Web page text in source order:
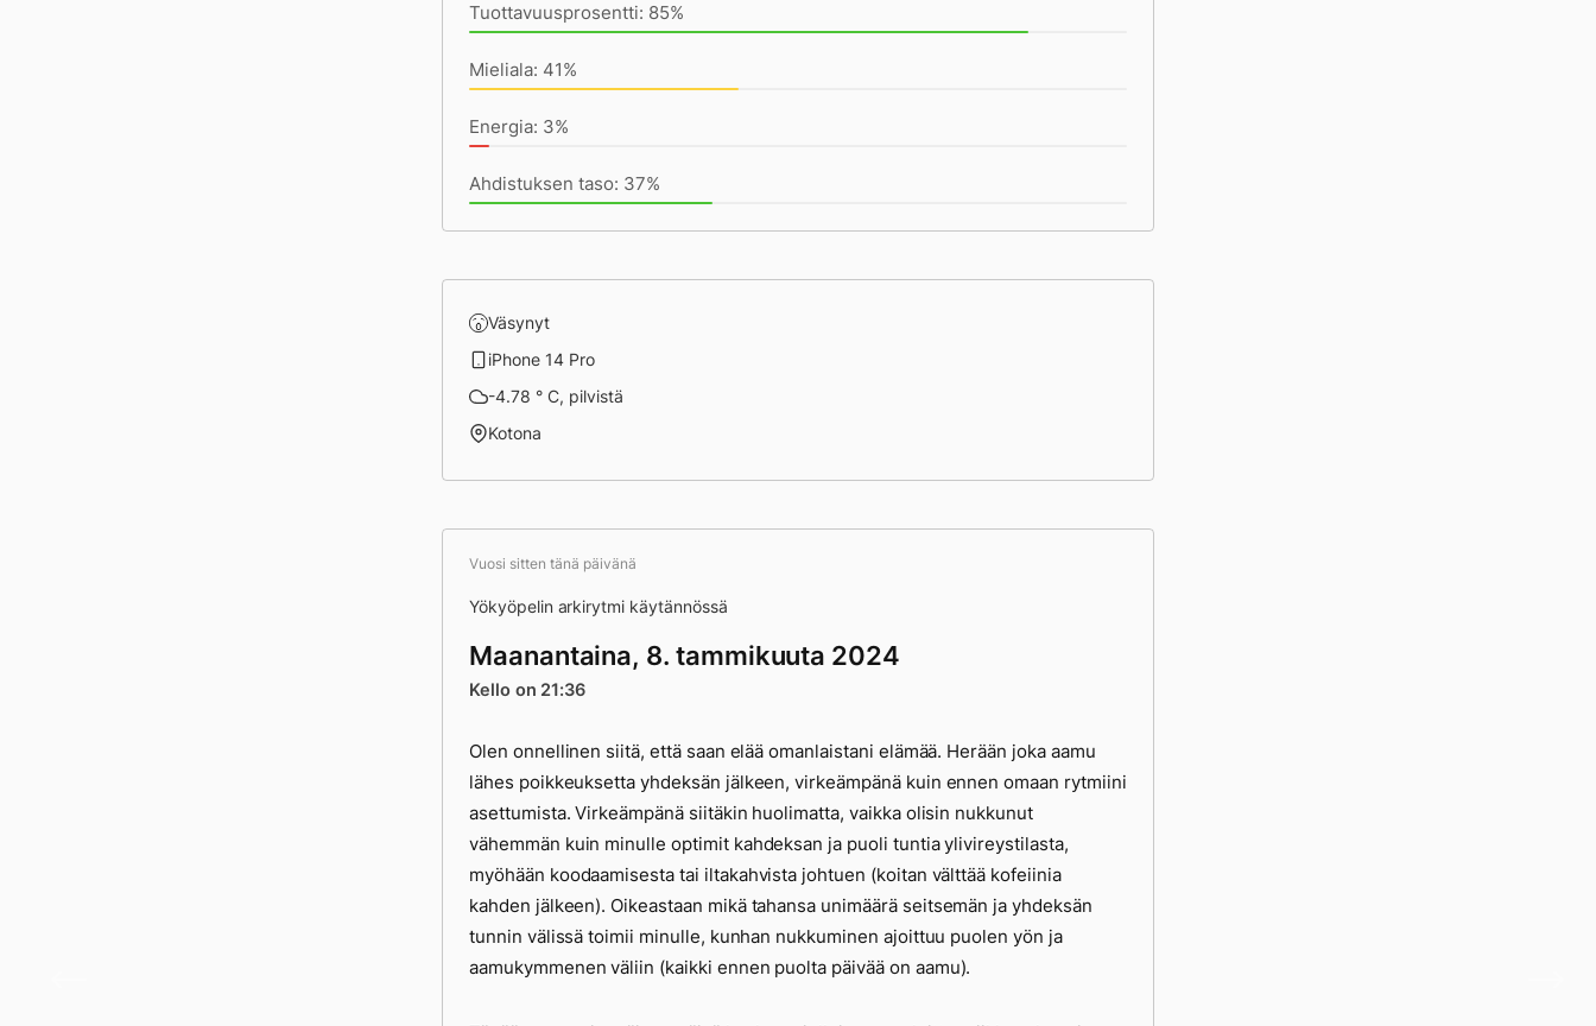
Tuottavuusprosentti: 85%
Mieliala: 41%
Energia: 3%
Ahdistuksen taso: 37%
Väsynyt
iPhone 14 Pro
-4.78 ° C, pilvistä
Kotona
Vuosi sitten tänä päivänä
Yökyöpelin arkirytmi käytännössä
Maanantaina, 8. tammikuuta 2024
Kello on 21:36
Olen onnellinen siitä, että saan elää omanlaistani elämää. Herään joka aamu
lähes poikkeuksetta yhdeksän jälkeen, virkeämpänä kuin ennen omaan rytmiini
asettumista. Virkeämpänä siitäkin huolimatta, vaikka olisin nukkunut
vähemmän kuin minulle optimit kahdeksan ja puoli tuntia ylivireystilasta,
myöhään koodaamisesta tai iltakahvista johtuen (koitan välttää kofeiinia
kahden jälkeen). Oikeastaan mikä tahansa unimäärä seitsemän ja yhdeksän
tunnin välissä toimii minulle, kunhan nukkuminen ajoittuu puolen yön ja
aamukymmenen väliin (kaikki ennen puolta päivää on aamu).
Sometauon startti